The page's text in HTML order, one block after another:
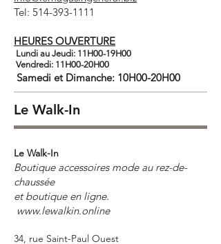
Tel: 514-393-1111
HEURES OUVERTURE
Lundi au Jeudi: 11H00-19H00
Vendredi: 11H00-20H00
Samedi et Dimanche: 10H00-20H00
Le Walk-In
Le Walk-In
Boutique accessoires mode au rez-de-
chaussée
et boutique en ligne.
www.lewalkin.online
34, rue Saint-Paul Ouest